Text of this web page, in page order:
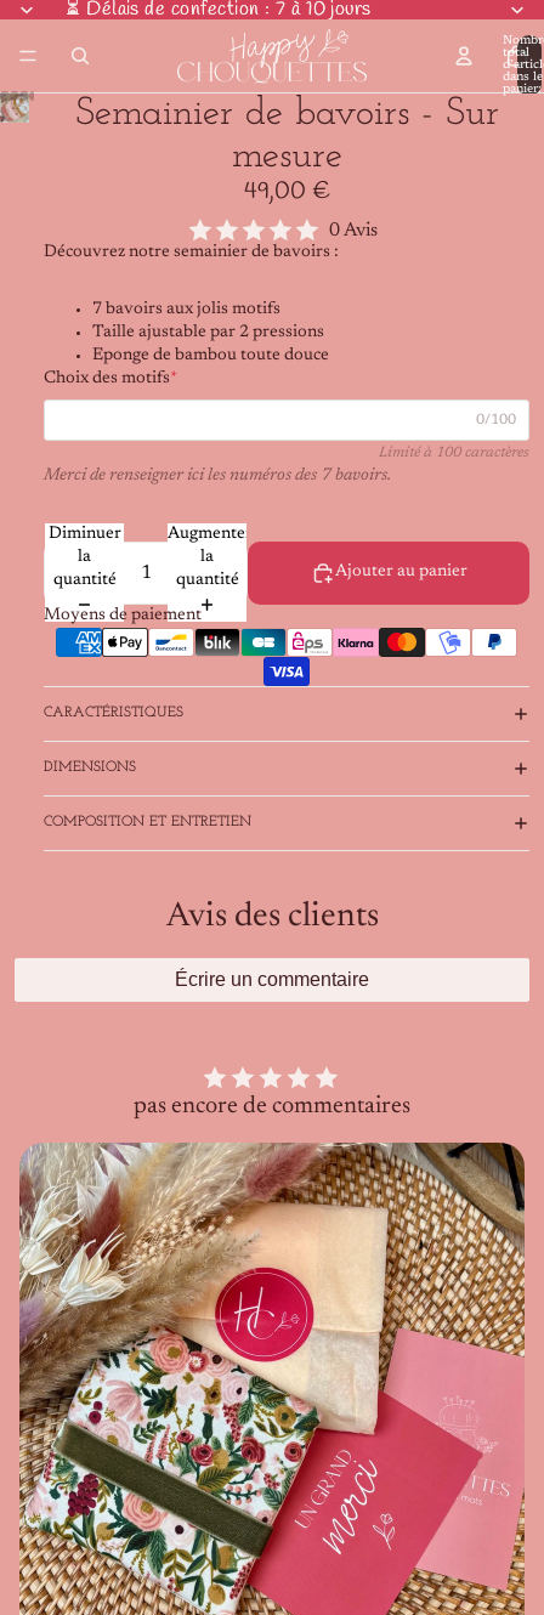
⏳ Délais de confection : 7 à 10 jours
⏳ Délais de confection : 7 à 10 jours
total
dans le
panier:
Semainier de bavoirs - Sur
mesure
49,00 €
0 Avis
Découvrez notre semainier de bavoirs :
7 bavoirs aux jolis motifs
Taille ajustable par 2 pressions
Eponge de bambou toute douce
Choix des motifs*
0/100
Limité à 100 caractères
Merci de renseigner ici les numéros des 7 bavoirs.
Diminuer
la
quantité
Augmenter
la
quantité
Ajouter au panier
Moyens de paiement
CARACTÉRISTIQUES
DIMENSIONS
COMPOSITION ET ENTRETIEN
Avis des clients
Écrire un commentaire
pas encore de commentaires